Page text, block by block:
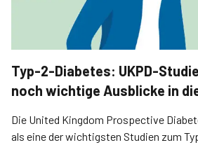
Typ-2-Diabetes: UKPD-
noch wichtige Ausblicke in
Die United Kingdom Prospective
als eine der wichtigsten Studien zum